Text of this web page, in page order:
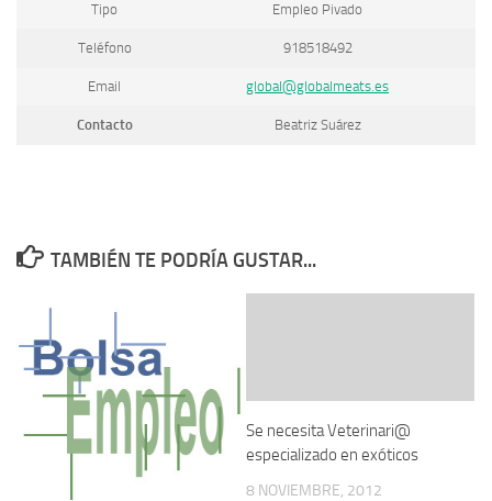
Tipo Empleo Pivado
Teléfono 918518492
Email global@globalmeats.es
Contacto Beatriz Suárez
TAMBIÉN TE PODRÍA GUSTAR...
Se necesita Veterinari@
especializado en exóticos
8 NOVIEMBRE, 2012